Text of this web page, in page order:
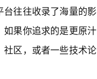
往往收录了海量的影
果你追求的是更原汁
区，或者一些技术论